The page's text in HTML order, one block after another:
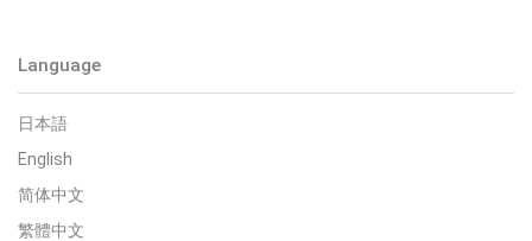
Language
日本語
English
简体中文
繁體中文